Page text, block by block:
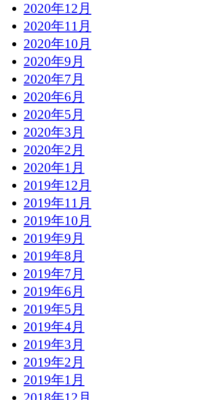
2020年12月
2020年11月
2020年10月
2020年9月
2020年7月
2020年6月
2020年5月
2020年3月
2020年2月
2020年1月
2019年12月
2019年11月
2019年10月
2019年9月
2019年8月
2019年7月
2019年6月
2019年5月
2019年4月
2019年3月
2019年2月
2019年1月